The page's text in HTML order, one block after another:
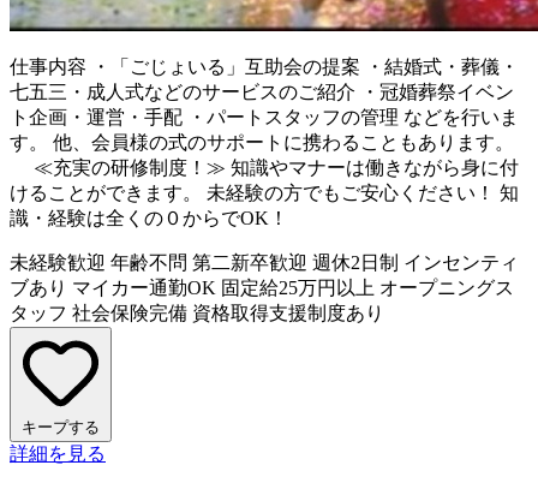
仕事内容
・「ごじょいる」互助会の提案 ・結婚式・葬儀・
七五三・成人式などのサービスのご紹介 ・冠婚葬祭イベン
ト企画・運営・手配 ・パートスタッフの管理 などを行いま
す。 他、会員様の式のサポートに携わることもあります。
≪充実の研修制度！≫ 知識やマナーは働きながら身に付
けることができます。 未経験の方でもご安心ください！ 知
識・経験は全くの０からでOK！
未経験歓迎 年齢不問 第二新卒歓迎 週休2日制 インセンティ
ブあり マイカー通勤OK 固定給25万円以上 オープニングス
タッフ 社会保険完備 資格取得支援制度あり
キープする
詳細を見る